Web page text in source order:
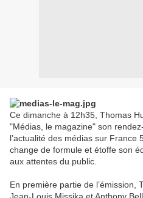
Ce dimanche à 12h35, Thomas
"Médias, le magazine" son
l’actualité des médias sur
change de formule et étoffe son
aux attentes du public.
En première partie de l’émission,